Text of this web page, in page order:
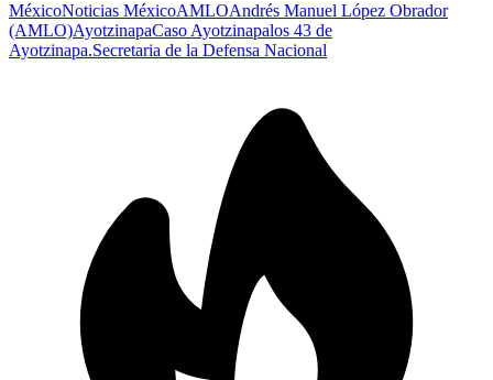
MéxicoNoticias MéxicoAMLOAndrés Manuel López Obrador
(AMLO)AyotzinapaCaso Ayotzinapalos 43 de
Ayotzinapa.Secretaria de la Defensa Nacional